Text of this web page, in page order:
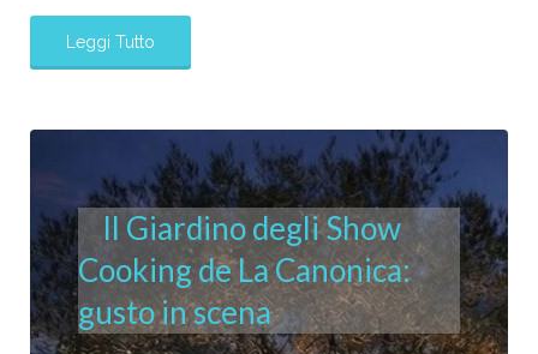
Leggi Tutto
Il Giardino degli Show
Cooking de La Canonica:
gusto in scena